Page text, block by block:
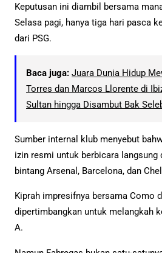
Keputusan ini diambil bersama
Selasa pagi, hanya tiga hari pasca
dari PSG.
Baca juga: Juara Dunia Hidup
Torres dan Marcos Llorente di
Sultan hingga Disambut Bak
Sumber internal klub menyebut
izin resmi untuk berbicara langsung
bintang Arsenal, Barcelona, dan
Kiprah impresifnya bersama Como
dipertimbangkan untuk melangkah
A.